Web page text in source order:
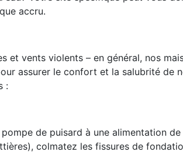
accru.
et vents violents – en général, nos
assurer le confort et la salubrité de
:
de puisard à une alimentation de
colmatez les fissures de